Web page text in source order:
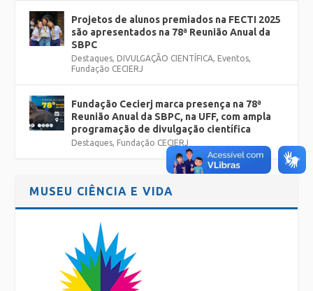
Projetos de alunos premiados na FECTI 2025
são apresentados na 78ª Reunião Anual da
SBPC
Destaques, DIVULGAÇÃO CIENTÍFICA, Eventos,
Fundação CECIERJ
Fundação Cecierj marca presença na 78ª
Reunião Anual da SBPC, na UFF, com ampla
programação de divulgação científica
Destaques, Fundação CECIERJ
MUSEU CIÊNCIA E VIDA